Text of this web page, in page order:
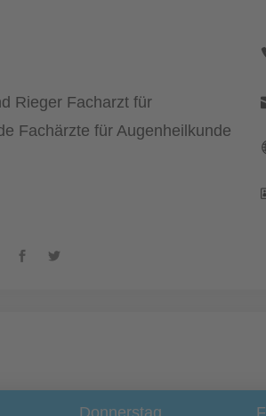
Rieger Facharzt für
Fachärzte für Augenheilkunde
Donnerstag